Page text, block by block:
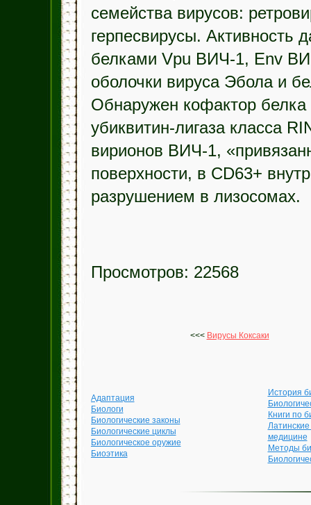
семейства вирусов:
герпесвирусы. Активность
белками Vpu ВИЧ-1, Env
оболочки вируса Эбола и
Обнаружен кофактор
убиквитин-лигаза класса
вирионов ВИЧ-1,
поверхности, в CD63+
разрушением в лизосомах.
Просмотров: 22568
<<< Вирусы Коксаки
Адаптация
Биологи
Биологические законы
Биологические циклы
Биологическое оружие
Биоэтика
История
Книги по
медицине
Методы